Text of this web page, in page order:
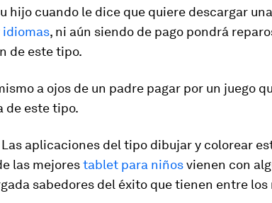
hijo cuando le dice que quiere descargar una
idiomas, ni aún siendo de pago pondrá
de este tipo.
a ojos de un padre pagar por un juego
de este tipo.
Las aplicaciones del tipo dibujar y colorear
las mejorestablet para niñosvienen con
sabedores del éxito que tienen entre los